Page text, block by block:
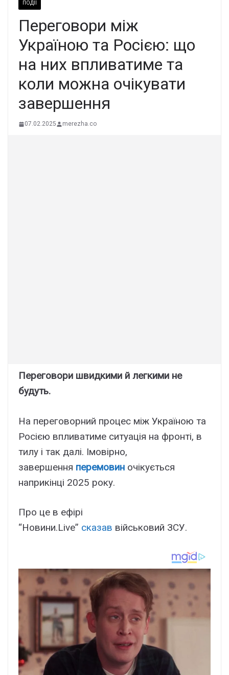
ПОДІЇ
Переговори між
Україною та Росією: що
на них впливатиме та
коли можна очікувати
завершення
07.02.2025 merezha.co
Переговори швидкими й легкими не
будуть.
На переговорний процес між Україною та
Росією впливатиме ситуація на фронті, в
тилу і так далі. Імовірно,
завершення перемовин очікується
наприкінці 2025 року.
Про це в ефірі
“Новини.Live” сказав військовий ЗСУ.